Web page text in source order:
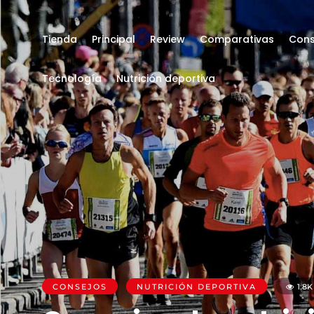
Tienda Principal Review Comparativas
Tecnología Nutrición deportiva
CONSEJOS NUTRICIÓN DEPORTIVA 1.8K